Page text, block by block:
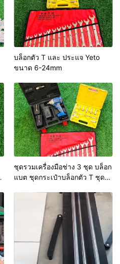
บล็อกตัว T และ ประแจ Yeto
ขนาด 6-24mm
ชุดรวมเครื่องมือช่าง 3 ชุด บล็อก
แบต ชุดกระเป๋าบล็อกตัว T ชุด